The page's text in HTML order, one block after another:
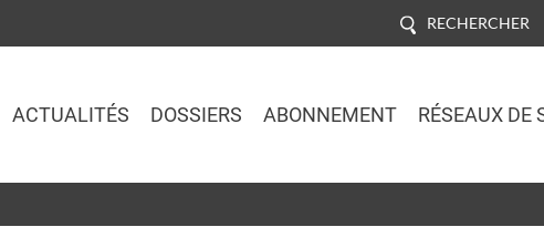
RECHERCHER
ACTUALITÉS DOSSIERS ABONNEMENT RÉSEAUX DE